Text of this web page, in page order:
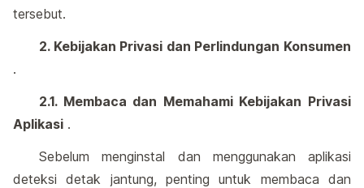
tersebut.
2. Kebijakan Privasi dan Perlindungan Konsumen
.
2.1. Membaca dan Memahami Kebijakan Privasi
Aplikasi .
Sebelum menginstal dan menggunakan aplikasi
deteksi detak jantung, penting untuk membaca dan